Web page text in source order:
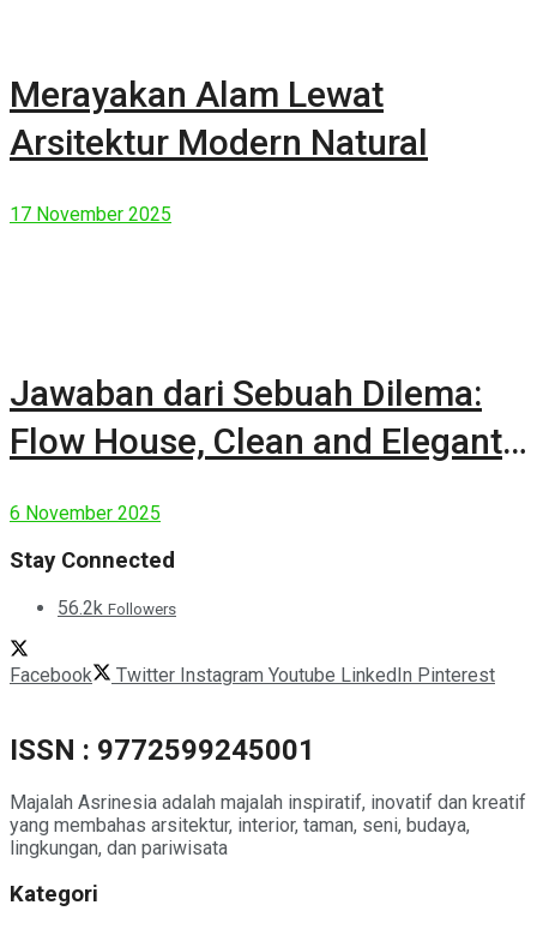
Merayakan Alam Lewat
Arsitektur Modern Natural
17 November 2025
Jawaban dari Sebuah Dilema:
Flow House, Clean and Elegant
6 November 2025
Stay Connected
56.2k Followers
Facebook Twitter Instagram Youtube LinkedIn Pinterest
ISSN : 9772599245001
Majalah Asrinesia adalah majalah inspiratif, inovatif dan kreatif
yang membahas arsitektur, interior, taman, seni, budaya,
lingkungan, dan pariwisata
Kategori